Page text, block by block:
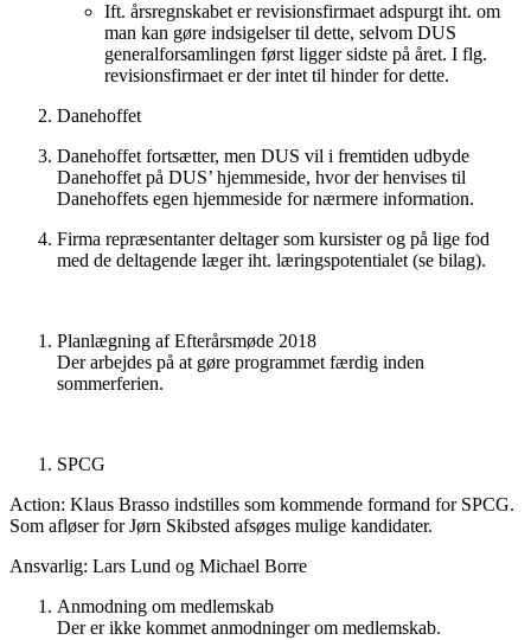
Ift. årsregnskabet er revisionsfirmaet adspurgt iht. om
man kan gøre indsigelser til dette, selvom DUS
generalforsamlingen først ligger sidste på året. I flg.
revisionsfirmaet er der intet til hinder for dette.
Danehoffet
Danehoffet fortsætter, men DUS vil i fremtiden udbyde
Danehoffet på DUS’ hjemmeside, hvor der henvises til
Danehoffets egen hjemmeside for nærmere information.
Firma repræsentanter deltager som kursister og på lige fod
med de deltagende læger iht. læringspotentialet (se bilag).
Planlægning af Efterårsmøde 2018
Der arbejdes på at gøre programmet færdig inden
sommerferien.
SPCG
Action: Klaus Brasso indstilles som kommende formand for SPCG.
Som afløser for Jørn Skibsted afsøges mulige kandidater.
Ansvarlig: Lars Lund og Michael Borre
Anmodning om medlemskab
Der er ikke kommet anmodninger om medlemskab.